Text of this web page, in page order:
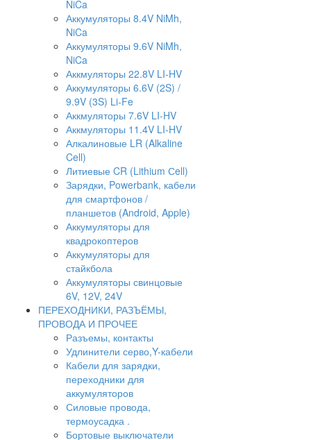
NiCa
Аккумуляторы 8.4V NiMh,
NiCa
Аккумуляторы 9.6V NiMh,
NiCa
Аккмуляторы 22.8V LI-HV
Аккумуляторы 6.6V (2S) /
9.9V (3S) Li-Fe
Аккмуляторы 7.6V LI-HV
Аккмуляторы 11.4V LI-HV
Алкалиновые LR (Alkaline
Cell)
Литиевые CR (Lithium Сell)
Зарядки, Powerbank, кабели
для смартфонов /
планшетов (Android, Apple)
Аккумуляторы для
квадрокоптеров
Аккумуляторы для
стайкбола
Аккумуляторы свинцовые
6V, 12V, 24V
ПЕРЕХОДНИКИ, РАЗЪЁМЫ,
ПРОВОДА И ПРОЧЕЕ
Разъемы, контакты
Удлинители серво,Y-кабели
Кабели для зарядки,
переходники для
аккумуляторов
Силовые провода,
термоусадка .
Бортовые выключатели